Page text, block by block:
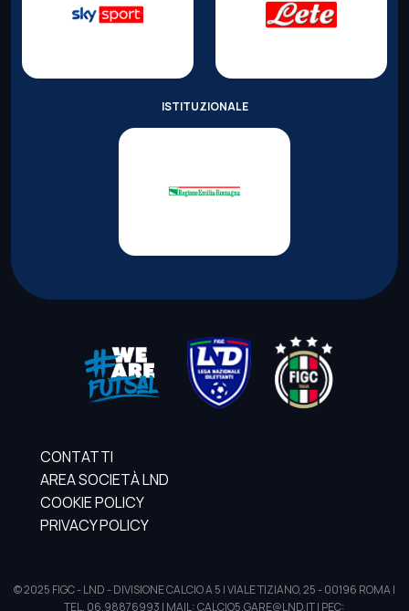
ISTITUZIONALE
CONTATTI
AREA SOCIETÀ LND
COOKIE POLICY
PRIVACY POLICY
© 2025 FIGC - LND - DIVISIONE CALCIO A 5 | VIALE TIZIANO, 25 - 00196 ROMA |
TEL. 06.98876993 | MAIL: CALCIO5.GARE@LND.IT | PEC: